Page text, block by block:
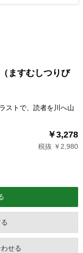
ますむしつりび
ストで、読者を川へ山
￥3,278
税抜 ￥2,980
せる